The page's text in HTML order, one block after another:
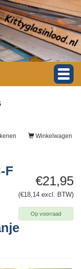
Winkelwagen
€21,95
(€18,14 excl. BTW)
Op voorraad
F